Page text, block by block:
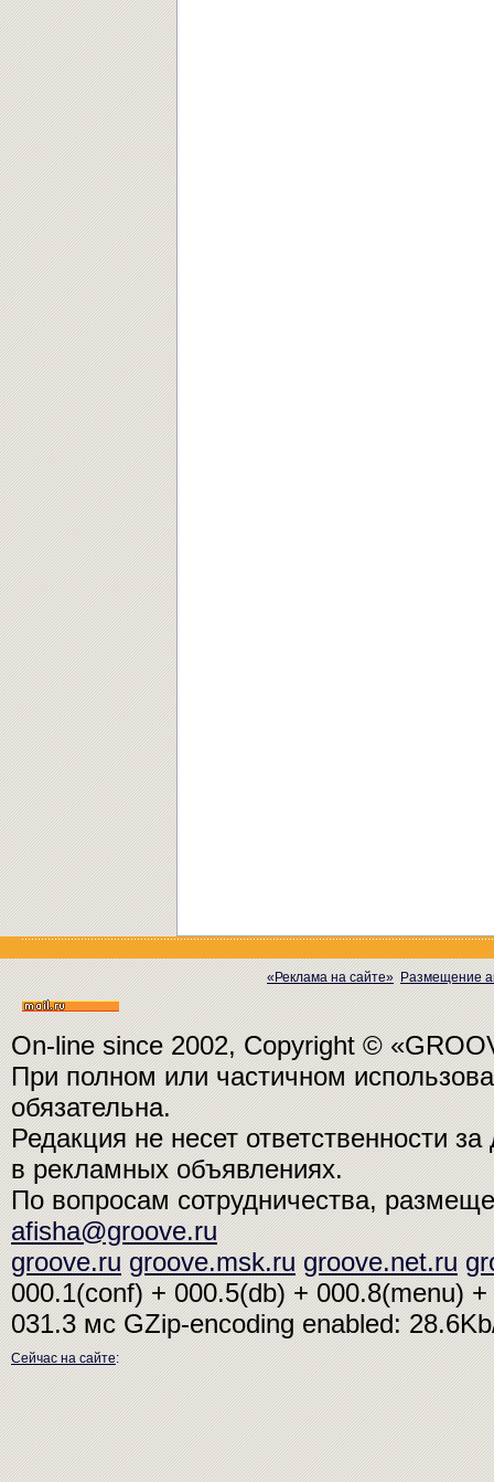
«Реклама на сайте» Размещение
On-line since 2002, Copyright ©
При полном или частичном
обязательна.
Редакция не несет ответственности
в рекламных объявлениях.
По вопросам сотрудничества,
afisha@groove.ru
groove.ru groove.msk.ru groove.net.ru
000.1(conf) + 000.5(db) + 000.8(menu)
031.3 мсGZip-encoding enabled:
Сейчас на сайте: